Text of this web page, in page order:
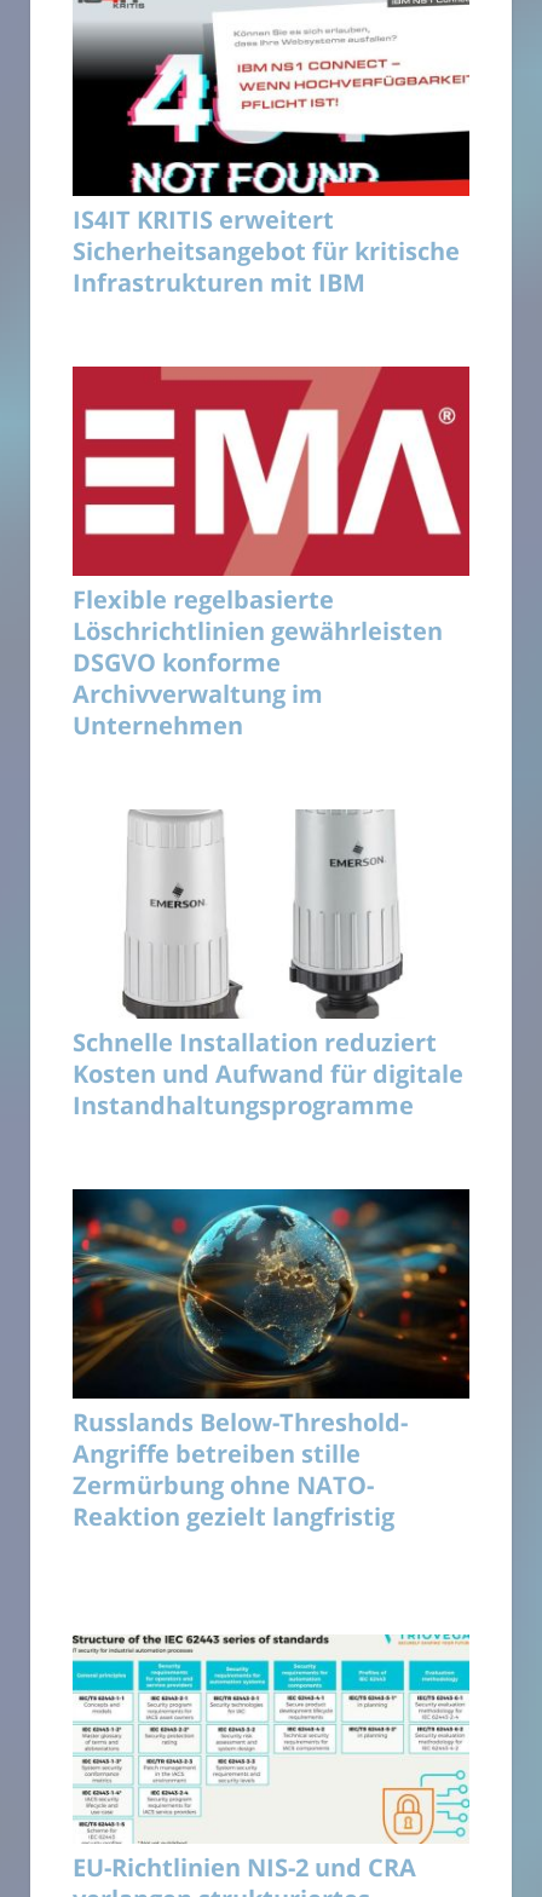
IS4IT KRITIS erweitert
Sicherheitsangebot für kritische
Infrastrukturen mit IBM
Flexible regelbasierte
Löschrichtlinien gewährleisten
DSGVO konforme
Archivverwaltung im
Unternehmen
Schnelle Installation reduziert
Kosten und Aufwand für digitale
Instandhaltungsprogramme
Russlands Below-Threshold-
Angriffe betreiben stille
Zermürbung ohne NATO-
Reaktion gezielt langfristig
EU-Richtlinien NIS-2 und CRA